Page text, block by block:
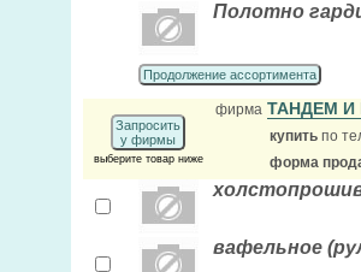
Полотно
Продолжение ассортимента
Запросить
у фирмы
выберите товар ниже
фирма ТАНДЕМ И
купить по
форма
вафельное